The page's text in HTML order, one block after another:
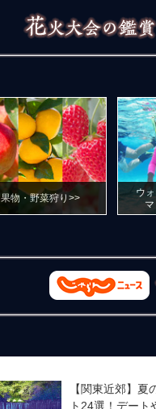
果物・野菜狩り>>
ウ
【関東近郊】夏
ト24選！デート